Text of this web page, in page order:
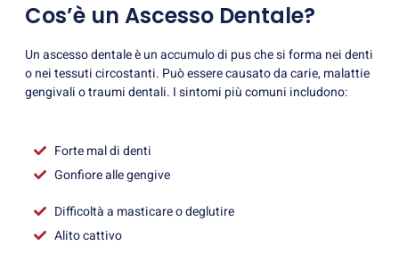
Cos’è un Ascesso Dentale?
Un ascesso dentale è un accumulo di pus che si forma nei denti
o nei tessuti circostanti. Può essere causato da carie, malattie
gengivali o traumi dentali. I sintomi più comuni includono:
Forte mal di denti
Gonfiore alle gengive
Difficoltà a masticare o deglutire
Alito cattivo